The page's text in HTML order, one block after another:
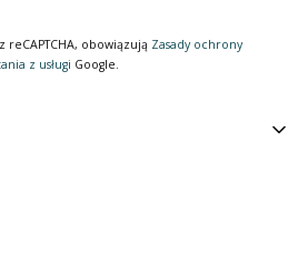
obowiązują Zasady ochrony
z usługi Google.